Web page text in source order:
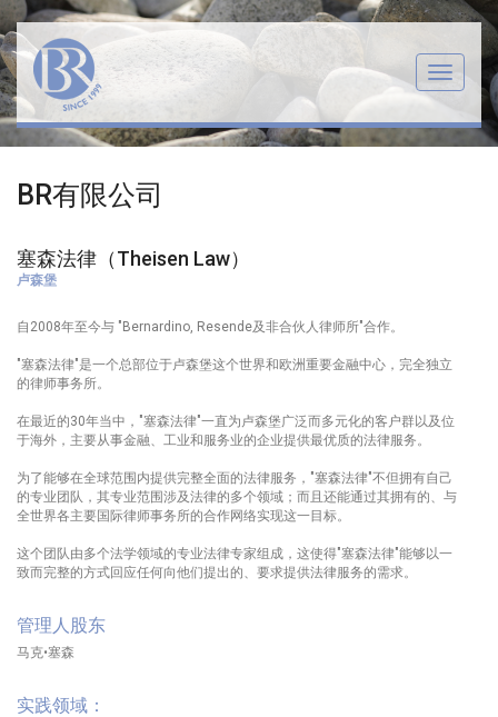
Menu
BR有限公司
塞森法律（Theisen Law）
卢森堡
自2008年至今与 "Bernardino, Resende及非合伙人律师所"合作。
"塞森法律"是一个总部位于卢森堡这个世界和欧洲重要金融中心，完全独立
的律师事务所。
在最近的30年当中，"塞森法律"一直为卢森堡广泛而多元化的客户群以及位
于海外，主要从事金融、工业和服务业的企业提供最优质的法律服务。
为了能够在全球范围内提供完整全面的法律服务，"塞森法律"不但拥有自己
的专业团队，其专业范围涉及法律的多个领域；而且还能通过其拥有的、与
全世界各主要国际律师事务所的合作网络实现这一目标。
这个团队由多个法学领域的专业法律专家组成，这使得"塞森法律"能够以一
致而完整的方式回应任何向他们提出的、要求提供法律服务的需求。
管理人股东
马克•塞森
实践领域：